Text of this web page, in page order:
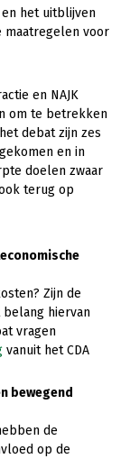
en het uitblijven
maatregelen voor
en NAJK
om te betrekken
debat zijn zes
en in
doelen zwaar
terug op
Zijn de
hiervan
vragen
vanuit het CDA
bewegend
de
op de